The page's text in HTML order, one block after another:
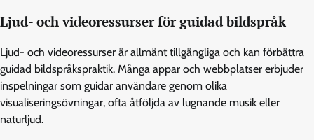
Ljud- och videoressurser för guidad bildspråk
Ljud- och videoressurser är allmänt tillgängliga och kan förbättra
guidad bildspråkspraktik. Många appar och webbplatser erbjuder
inspelningar som guidar användare genom olika
visualiseringsövningar, ofta åtföljda av lugnande musik eller
naturljud.